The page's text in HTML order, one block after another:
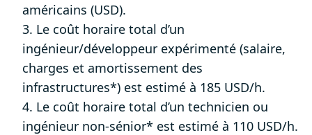
américains (USD).
3. Le coût horaire total d’un
ingénieur/développeur expérimenté (salaire,
charges et amortissement des
infrastructures*) est estimé à 185 USD/h.
4. Le coût horaire total d’un technicien ou
ingénieur non-sénior* est estimé à 110 USD/h.